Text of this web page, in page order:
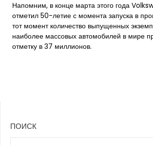
Напомним, в конце марта этого года
отметил 50-летие с момента запуска в
тот момент количество выпущенных
наиболее массовых автомобилей в мире
отметку в 37 миллионов.
ПОИСК